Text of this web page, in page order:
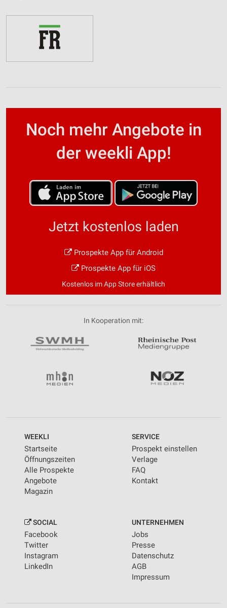
Noch mehr Angebote in
der weekli App!
Jetzt kostenlos laden
Prospekte App für Android
Prospekte App für iOS
Kostenlos im App Store erhältlich
In Kooperation mit:
WEEKLI
Startseite
Öffnungszeiten
Alle Prospekte
Angebote
Magazin
SERVICE
Prospekt einstellen
Verlage
FAQ
Kontakt
SOCIAL
Facebook
Twitter
Instagram
LinkedIn
UNTERNEHMEN
Jobs
Presse
Datenschutz
AGB
Impressum